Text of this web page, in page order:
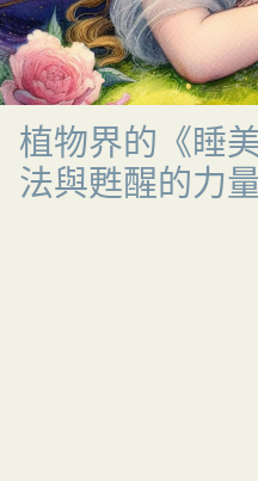
植物界的《睡
法與甦醒的力